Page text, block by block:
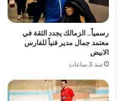
رسمياً.. الزمالك يجدد الثقة في
معتمد جمال مدير فنياً للفارس
الابيض
منذ 3 ساعات